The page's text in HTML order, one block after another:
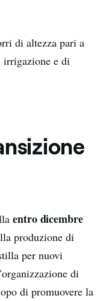
di altezza pari a
irrigazione e di
entro dicembre
produzione di
per nuovi
di
di promuovere la